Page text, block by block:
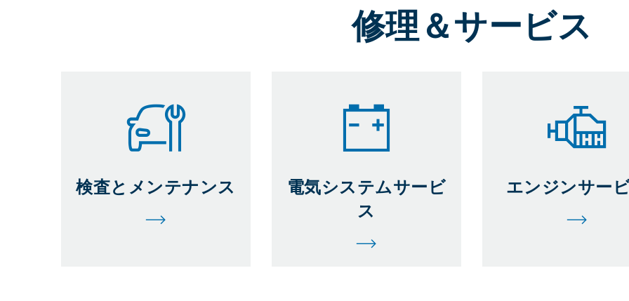
修理＆サービス
検査とメンテナンス
電気システムサービ
ス
エンジンサー